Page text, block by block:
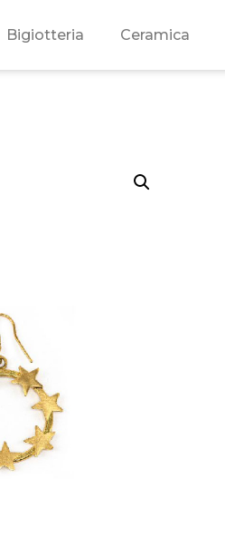
Bigiotteria Ceramica